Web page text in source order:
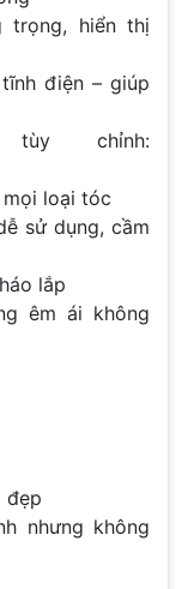
trọng, hiển thị
điện – giúp
chỉnh:
loại tóc
sử dụng, cầm
lắp
êm ái không
đẹp
nhưng không